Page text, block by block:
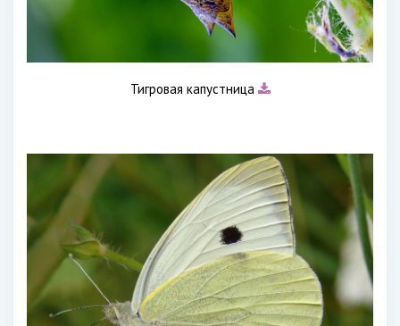
Тигровая капустница